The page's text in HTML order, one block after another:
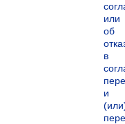
или
об
в
и